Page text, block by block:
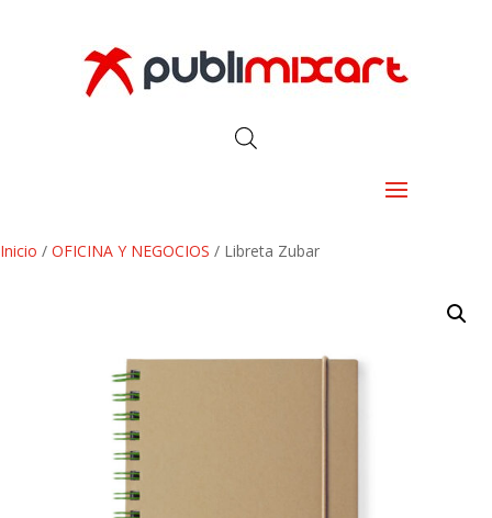
Inicio / OFICINA Y NEGOCIOS / Libreta Zubar